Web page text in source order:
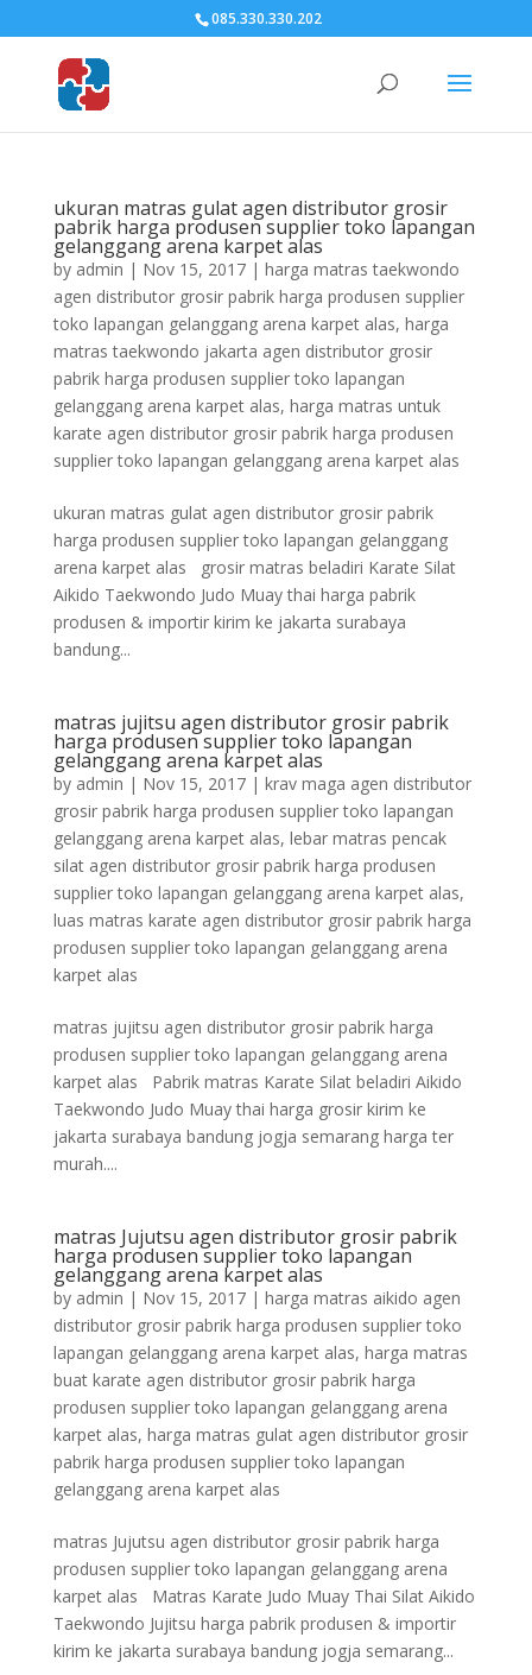
085.330.330.202
ukuran matras gulat agen distributor grosir
pabrik harga produsen supplier toko lapangan
gelanggang arena karpet alas
by admin | Nov 15, 2017| harga matras taekwondo
agen distributor grosir pabrik harga produsen supplier
toko lapangan gelanggang arena karpet alas, harga
matras taekwondo jakarta agen distributor grosir
pabrik harga produsen supplier toko lapangan
gelanggang arena karpet alas, harga matras untuk
karate agen distributor grosir pabrik harga produsen
supplier toko lapangan gelanggang arena karpet alas
ukuran matras gulat agen distributor grosir pabrik
harga produsen supplier toko lapangan gelanggang
arena karpet alas grosir matras beladiri Karate Silat
Aikido Taekwondo Judo Muay thai harga pabrik
produsen & importir kirim ke jakarta surabaya
bandung...
matras jujitsu agen distributor grosir pabrik
harga produsen supplier toko lapangan
gelanggang arena karpet alas
by admin | Nov 15, 2017| krav maga agen distributor
grosir pabrik harga produsen supplier toko lapangan
gelanggang arena karpet alas, lebar matras pencak
silat agen distributor grosir pabrik harga produsen
supplier toko lapangan gelanggang arena karpet alas,
luas matras karate agen distributor grosir pabrik harga
produsen supplier toko lapangan gelanggang arena
karpet alas
matras jujitsu agen distributor grosir pabrik harga
produsen supplier toko lapangan gelanggang arena
karpet alas Pabrik matras Karate Silat beladiri Aikido
Taekwondo Judo Muay thai harga grosir kirim ke
jakarta surabaya bandung jogja semarang harga ter
murah....
matras Jujutsu agen distributor grosir pabrik
harga produsen supplier toko lapangan
gelanggang arena karpet alas
by admin | Nov 15, 2017| harga matras aikido agen
distributor grosir pabrik harga produsen supplier toko
lapangan gelanggang arena karpet alas, harga matras
buat karate agen distributor grosir pabrik harga
produsen supplier toko lapangan gelanggang arena
karpet alas, harga matras gulat agen distributor grosir
pabrik harga produsen supplier toko lapangan
gelanggang arena karpet alas
matras Jujutsu agen distributor grosir pabrik harga
produsen supplier toko lapangan gelanggang arena
karpet alas Matras Karate Judo Muay Thai Silat Aikido
Taekwondo Jujitsu harga pabrik produsen & importir
kirim ke jakarta surabaya bandung jogja semarang...